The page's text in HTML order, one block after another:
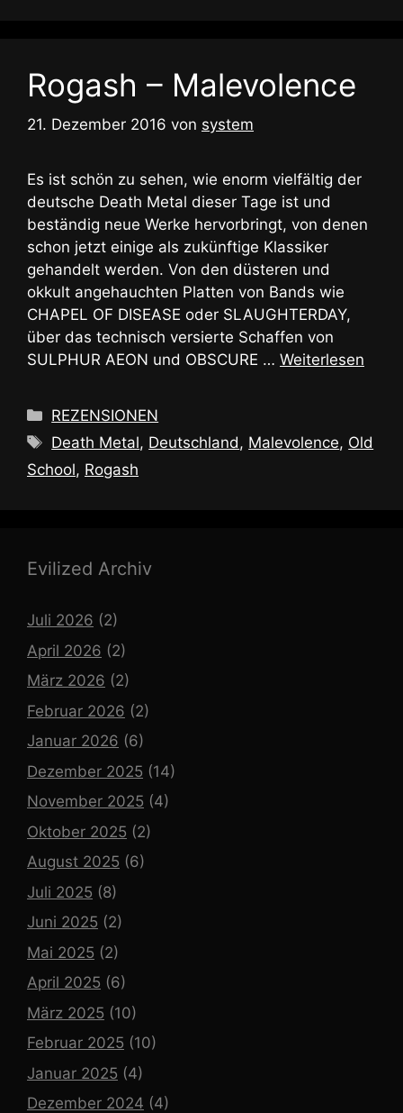
Rogash – Malevolence
21. Dezember 2016 von system
Es ist schön zu sehen, wie enorm vielfältig der
deutsche Death Metal dieser Tage ist und
beständig neue Werke hervorbringt, von denen
schon jetzt einige als zukünftige Klassiker
gehandelt werden. Von den düsteren und
okkult angehauchten Platten von Bands wie
CHAPEL OF DISEASE oder SLAUGHTERDAY,
über das technisch versierte Schaffen von
SULPHUR AEON und OBSCURE … Weiterlesen
Kategorien
REZENSIONEN
Schlagwörter
Death Metal, Deutschland, Malevolence, Old
School, Rogash
Evilized Archiv
Juli 2026 (2)
April 2026 (2)
März 2026 (2)
Februar 2026 (2)
Januar 2026 (6)
Dezember 2025 (14)
November 2025 (4)
Oktober 2025 (2)
August 2025 (6)
Juli 2025 (8)
Juni 2025 (2)
Mai 2025 (2)
April 2025 (6)
März 2025 (10)
Februar 2025 (10)
Januar 2025 (4)
Dezember 2024 (4)